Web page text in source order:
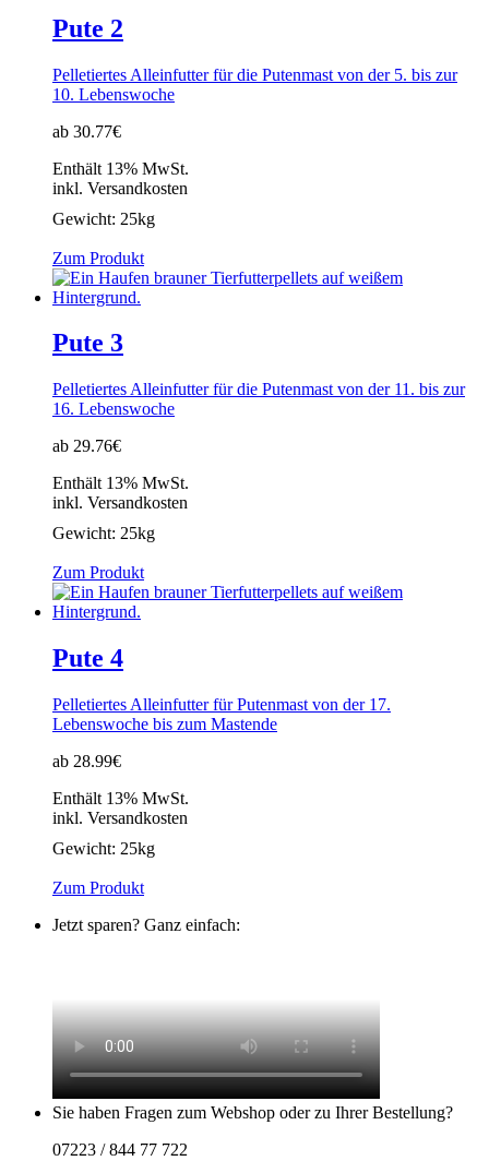
Pute 2
Pelletiertes Alleinfutter für die Putenmast von der 5. bis zur
10. Lebenswoche
ab 30.77€
Enthält 13% MwSt.
inkl. Versandkosten
Gewicht: 25kg
Zum Produkt
Pute 3
Pelletiertes Alleinfutter für die Putenmast von der 11. bis zur
16. Lebenswoche
ab 29.76€
Enthält 13% MwSt.
inkl. Versandkosten
Gewicht: 25kg
Zum Produkt
Pute 4
Pelletiertes Alleinfutter für Putenmast von der 17.
Lebenswoche bis zum Mastende
ab 28.99€
Enthält 13% MwSt.
inkl. Versandkosten
Gewicht: 25kg
Zum Produkt
Jetzt sparen? Ganz einfach:
Sie haben Fragen zum Webshop oder zu Ihrer Bestellung?
07223 / 844 77 722